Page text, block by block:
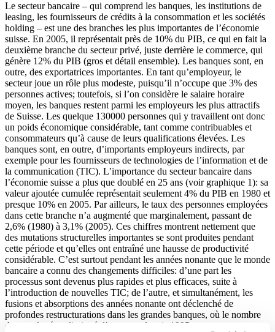
Le secteur bancaire – qui comprend les banques, les institutions de
leasing, les fournisseurs de crédits à la consommation et les sociétés
holding – est une des branches les plus importantes de l’économie
suisse. En 2005, il représentait près de 10% du PIB, ce qui en fait la
deuxième branche du secteur privé, juste derrière le commerce, qui
génère 12% du PIB (gros et détail ensemble). Les banques sont, en
outre, des exportatrices importantes. En tant qu’employeur, le
secteur joue un rôle plus modeste, puisqu’il n’occupe que 3% des
personnes actives; toutefois, si l’on considère le salaire horaire
moyen, les banques restent parmi les employeurs les plus attractifs
de Suisse. Les quelque 130000 personnes qui y travaillent ont donc
un poids économique considérable, tant comme contribuables et
consommateurs qu’à cause de leurs qualifications élevées. Les
banques sont, en outre, d’importants employeurs indirects, par
exemple pour les fournisseurs de technologies de l’information et de
la communication (TIC). L’importance du secteur bancaire dans
l’économie suisse a plus que doublé en 25 ans (voir graphique 1): sa
valeur ajoutée cumulée représentait seulement 4% du PIB en 1980 et
presque 10% en 2005. Par ailleurs, le taux des personnes employées
dans cette branche n’a augmenté que marginalement, passant de
2,6% (1980) à 3,1% (2005). Ces chiffres montrent nettement que
des mutations structurelles importantes se sont produites pendant
cette période et qu’elles ont entraîné une hausse de productivité
considérable. C’est surtout pendant les années nonante que le monde
bancaire a connu des changements difficiles: d’une part les
processus sont devenus plus rapides et plus efficaces, suite à
l’introduction de nouvelles TIC; de l’autre, et simultanément, les
fusions et absorptions des années nonante ont déclenché de
profondes restructurations dans les grandes banques, où le nombre
des employés a diminué d’un quart depuis 1995.